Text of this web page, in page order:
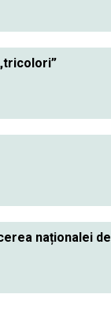
naționalei de